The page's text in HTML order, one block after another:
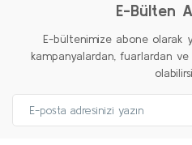
E-Bülten
E-bültenimize abone olarak
kampanyalardan, fuarlardan